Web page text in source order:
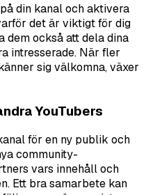
din kanal och aktivera
det är viktigt för dig
dem också att dela dina
intresserade. När fler
sig välkomna, växer
YouTubers
för en ny publik och
community-
vars innehåll och
Ett bra samarbete kan